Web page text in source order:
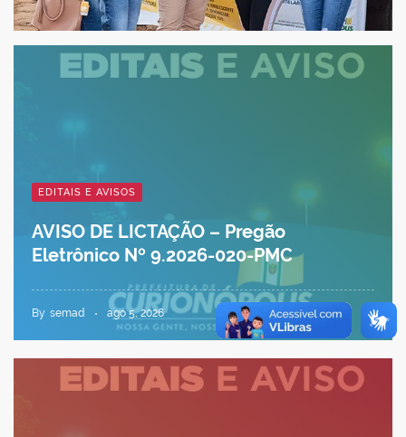
EDITAIS E AVISOS
AVISO DE LICTAÇÃO – Pregão
Eletrônico Nº 9.2026-020-PMC
By semad ago 5, 2026